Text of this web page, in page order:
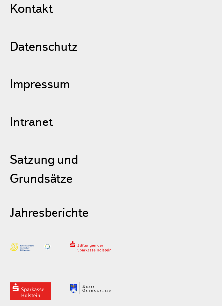
Kontakt
Datenschutz
Impressum
Intranet
Satzung und
Grundsätze
Jahresberichte